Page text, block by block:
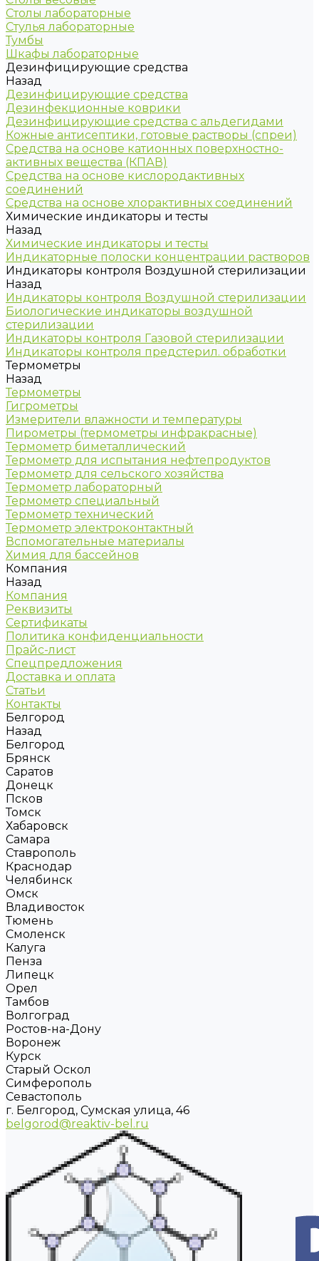
Столы лабораторные
Стулья лабораторные
Тумбы
Шкафы лабораторные
Дезинфицирующие средства
Назад
Дезинфицирующие средства
Дезинфекционные коврики
Дезинфицирующие средства с альдегидами
Кожные антисептики, готовые растворы (спреи)
Средства на основе катионных поверхностно-
активных вещества (КПАВ)
Средства на основе кислородактивных
соединений
Средства на основе хлорактивных соединений
Химические индикаторы и тесты
Назад
Химические индикаторы и тесты
Индикаторные полоски концентрации растворов
Индикаторы контроля Воздушной стерилизации
Назад
Индикаторы контроля Воздушной стерилизации
Биологические индикаторы воздушной
стерилизации
Индикаторы контроля Газовой стерилизации
Индикаторы контроля предстерил. обработки
Термометры
Назад
Термометры
Гигрометры
Измерители влажности и температуры
Пирометры (термометры инфракрасные)
Термометр биметаллический
Термометр для испытания нефтепродуктов
Термометр для сельского хозяйства
Термометр лабораторный
Термометр специальный
Термометр технический
Термометр электроконтактный
Вспомогательные материалы
Химия для бассейнов
Компания
Назад
Компания
Реквизиты
Сертификаты
Политика конфиденциальности
Прайс-лист
Спецпредложения
Доставка и оплата
Статьи
Контакты
Белгород
Назад
Белгород
Брянск
Саратов
Донецк
Псков
Томск
Хабаровск
Самара
Ставрополь
Краснодар
Челябинск
Омск
Владивосток
Тюмень
Смоленск
Калуга
Пенза
Липецк
Орел
Тамбов
Волгоград
Ростов-на-Дону
Воронеж
Курск
Старый Оскол
Симферополь
Севастополь
г. Белгород, Сумская улица, 46
belgorod@reaktiv-bel.ru